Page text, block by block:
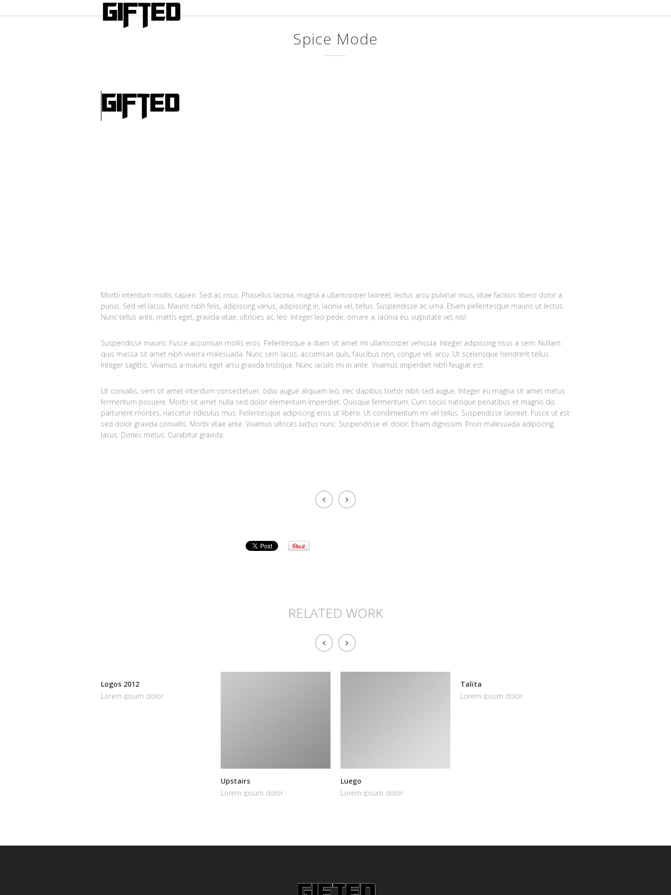
Spice Mode
Morbi interdum mollis sapien. Sed ac risus. Phasellus lacinia, magna a ullamcorper laoreet, lectus arcu pulvinar risus, vitae facilisis libero dolor a
purus. Sed vel lacus. Mauris nibh felis, adipiscing varius, adipiscing in, lacinia vel, tellus. Suspendisse ac urna. Etiam pellentesque mauris ut lectus.
Nunc tellus ante, mattis eget, gravida vitae, ultricies ac, leo. Integer leo pede, ornare a, lacinia eu, vulputate vel, nisl.
Suspendisse mauris. Fusce accumsan mollis eros. Pellentesque a diam sit amet mi ullamcorper vehicula. Integer adipiscing risus a sem. Nullam
quis massa sit amet nibh viverra malesuada. Nunc sem lacus, accumsan quis, faucibus non, congue vel, arcu. Ut scelerisque hendrerit tellus.
Integer sagittis. Vivamus a mauris eget arcu gravida tristique. Nunc iaculis mi in ante. Vivamus imperdiet nibh feugiat est.
Ut convallis, sem sit amet interdum consectetuer, odio augue aliquam leo, nec dapibus tortor nibh sed augue. Integer eu magna sit amet metus
fermentum posuere. Morbi sit amet nulla sed dolor elementum imperdiet. Quisque fermentum. Cum sociis natoque penatibus et magnis dis
parturient montes, nascetur ridiculus mus. Pellentesque adipiscing eros ut libero. Ut condimentum mi vel tellus. Suspendisse laoreet. Fusce ut est
sed dolor gravida convallis. Morbi vitae ante. Vivamus ultrices luctus nunc. Suspendisse et dolor. Etiam dignissim. Proin malesuada adipiscing
lacus. Donec metus. Curabitur gravida.
RELATED WORK
Logos 2012
Lorem ipsum dolor
Upstairs
Lorem ipsum dolor
Luego
Lorem ipsum dolor
Talita
Lorem ipsum dolor